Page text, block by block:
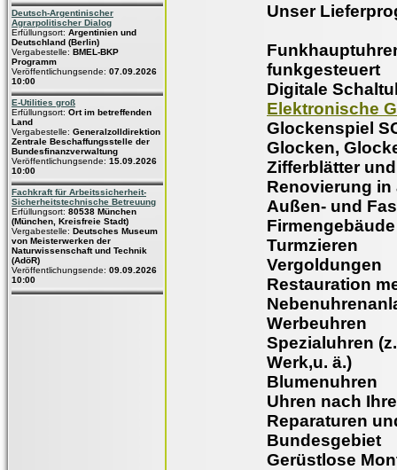
Deutsch-Argentinischer
Agrarpolitischer Dialog
Erfüllungsort: Argentinien und
Deutschland (Berlin)
Vergabestelle: BMEL-BKP
Programm
Veröffentlichungsende: 07.09.2026
10:00
E-Utilities groß
Erfüllungsort: Ort im betreffenden
Land
Vergabestelle: Generalzolldirektion
Zentrale Beschaffungsstelle der
Bundesfinanzverwaltung
Veröffentlichungsende: 15.09.2026
10:00
Fachkraft für Arbeitssicherheit-
Sicherheitstechnische Betreuung
Erfüllungsort: 80538 München
(München, Kreisfreie Stadt)
Vergabestelle: Deutsches Museum
von Meisterwerken der
Naturwissenschaft und Technik
(AdöR)
Veröffentlichungsende: 09.09.2026
10:00
Unser
funkgesteuert
Digitale
Elektronische
Glockenspiel
Glocken,
Zifferblätter
Renovierung
Außen- und
Turmzieren
Vergoldungen
Restauration
Werbeuhren
Spezialuhren
Werk,u. ä.)
Blumenuhren
Uhren nach
Reparaturen
Bundesgebiet
Gerüstlose